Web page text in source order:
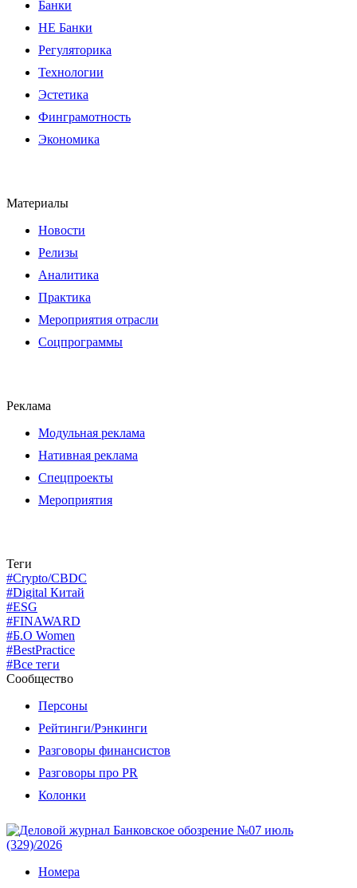
Банки
НЕ Банки
Регуляторика
Технологии
Эстетика
Финграмотность
Экономика
Материалы
Новости
Релизы
Аналитика
Практика
Мероприятия отрасли
Соцпрограммы
Реклама
Модульная реклама
Нативная реклама
Спецпроекты
Мероприятия
Теги
#Crypto/CBDC
#Digital Китай
#ESG
#FINAWARD
#Б.О Women
#BestPractice
#Все теги
Сообщество
Персоны
Рейтинги/Рэнкинги
Разговоры финансистов
Разговоры про PR
Колонки
Номера